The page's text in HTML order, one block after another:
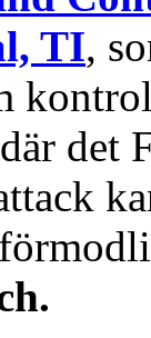
TI,
det